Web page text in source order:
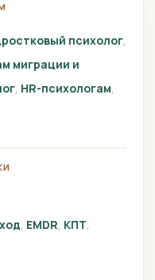
психолог
миграции и
HR-психологам
EMDR КПТ